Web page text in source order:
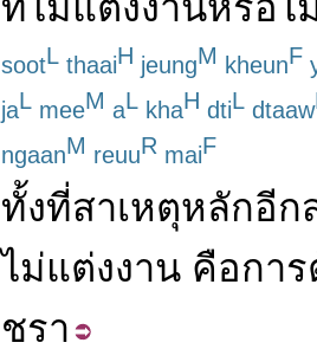
sootL thaaiH jeungM kheunF
jaL meeM aL khaH dtiL dtaaw
ngaanM reuuR maiF
ทั้งที่สาเหตุหลักอีก
ไม่แต่งงาน คือการ
ชรา